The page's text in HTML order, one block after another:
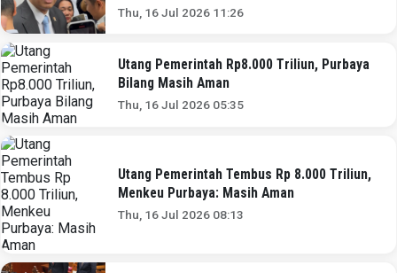
Thu, 16 Jul 2026 11:26
Utang Pemerintah Rp8.000 Triliun, Purbaya
Bilang Masih Aman
Thu, 16 Jul 2026 05:35
Utang Pemerintah Tembus Rp 8.000 Triliun,
Menkeu Purbaya: Masih Aman
Thu, 16 Jul 2026 08:13